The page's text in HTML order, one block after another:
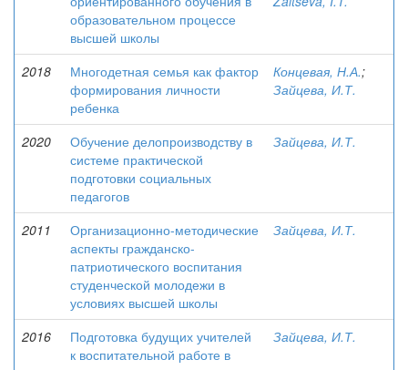
образовательном процессе
высшей школы
2018
Многодетная семья как фактор
формирования личности
ребенка
Концевая, Н.А.;
Зайцева, И.Т.
2020
Обучение делопроизводству в
системе практической
подготовки социальных
педагогов
Зайцева, И.Т.
2011
Организационно-методические
аспекты гражданско-
патриотического воспитания
студенческой молодежи в
условиях высшей школы
Зайцева, И.Т.
2016
Подготовка будущих учителей
к воспитательной работе в
Зайцева, И.Т.